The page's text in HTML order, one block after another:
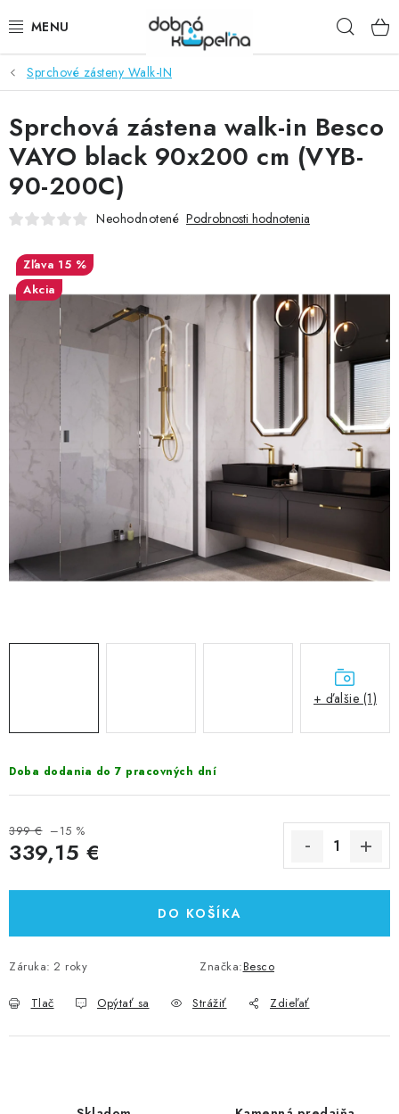
na
SPRCHOVÉ KÚTY
SPRCHOVÉ DVERE
BATÉRIE
VANE
KÚPEĽŇOVÝ NÁBYTOK
DOPLNKY
VÝPREDAJ
PRÍSLUŠENSTVO K SPRCHOVÝM KÚTOM A
NÁHRADNÉ DIELY
Obchodné podmienky
Reklamačný poriadok
Blog
Ochrana osobných údajov GDPR
Kontakty
Predajňa Nitra
Sprchové zásteny Walk-IN
Doba dodania do 7 pracovných dní
399 € –15 %
339,15 €
DO KOŠÍKA
Záruka: 2 roky Značka:Besco
Tlač Opýtať sa Strážiť Zdieľať
Sprchová zástena walk-in Besco
VAYO black 90x200 cm (VYB-
90-200C)
Neohodnotené Podrobnosti hodnotenia
15 %
Akcia
+ ďalšie (1)